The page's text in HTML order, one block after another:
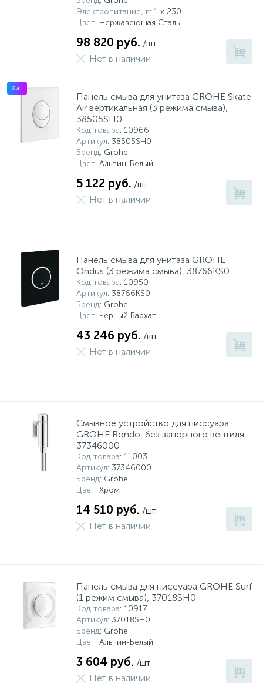
Электропитание, в: 1 x 230
Цвет: Нержавеющая Сталь
98 820 руб. /шт
Нет в наличии
Хит
Панель смыва для унитаза GROHE Skate
Air вертикальная (3 режима смыва),
38505SH0
Код товара: 10966
Артикул: 38505SH0
Бренд: Grohe
Цвет: Альпин-Белый
5 122 руб. /шт
Нет в наличии
Панель смыва для унитаза GROHE
Ondus (3 режима смыва), 38766KS0
Код товара: 10950
Артикул: 38766KS0
Бренд: Grohe
Цвет: Черный Бархат
43 246 руб. /шт
Нет в наличии
Смывное устройство для писсуара
GROHE Rondo, без запорного вентиля,
37346000
Код товара: 11003
Артикул: 37346000
Бренд: Grohe
Цвет: Хром
14 510 руб. /шт
Нет в наличии
Панель смыва для писсуара GROHE Surf
(1 режим смыва), 37018SH0
Код товара: 10917
Артикул: 37018SH0
Бренд: Grohe
Цвет: Альпин-Белый
3 604 руб. /шт
Нет в наличии